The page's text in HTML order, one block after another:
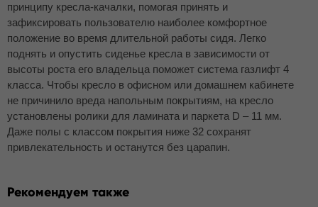
принципу кресла-качалки, помогая принять и
зафиксировать пользователю наиболее комфортное
положение во время длительной работы сидя. Легко
поднять и опустить сиденье кресла в зависимости от
высоты роста его владельца поможет система газлифт 4
класса. Чтобы кресло в офисном или домашнем кабинете
не причинило вреда напольным покрытиям, на кресло
установлены ролики для ламината и паркета D – 11 мм.
Даже полы с классом покрытия ниже 32 сохранят
привлекательность и останутся без царапин.
Рекомендуем также